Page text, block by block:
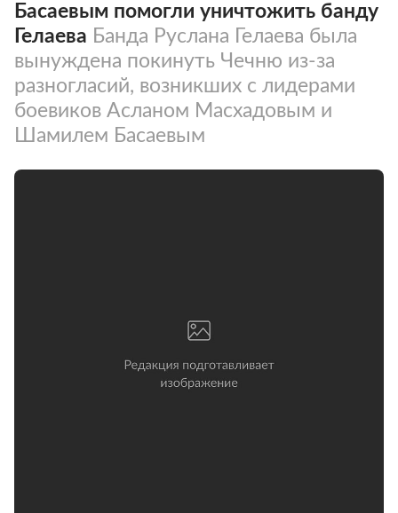
Басаевым помогли уничтожить банду
Гелаева Банда Руслана Гелаева была
вынуждена покинуть Чечню из-за
разногласий, возникших с лидерами
боевиков Асланом Масхадовым и
Шамилем Басаевым